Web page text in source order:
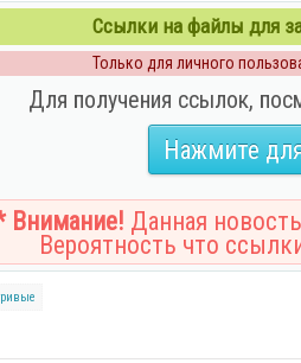
Ссылки на файлы для
Только для личного
Для получения ссылок,
Нажмите
Внимание! Данная
Вероятность что